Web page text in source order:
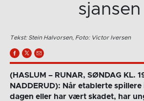
sjansen
Tekst: Stein Halvorsen, Foto: Victor Iversen
(HASLUM – RUNAR, SØNDAG KL.
NADDERUD): Når etablerte
dagen eller har vært skadet, har